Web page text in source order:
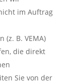
im Auftrag
(z. B. VEMA)
die direkt
Sie von der